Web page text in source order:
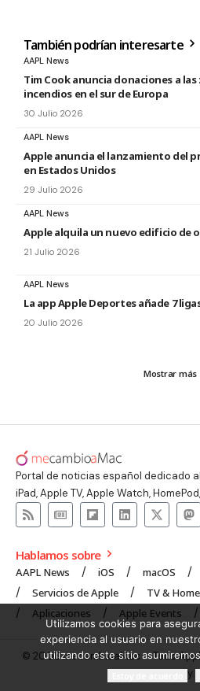
También podrían interesarte
AAPL News
Tim Cook anuncia donaciones a
incendios en el sur de Europa
30 Julio 2026
AAPL News
Apple anuncia el lanzamiento del
en Estados Unidos
29 Julio 2026
AAPL News
Apple alquila un nuevo edificio de
21 Julio 2026
AAPL News
La app Apple Deportes añade 7
20 Julio 2026
Mostrar más
Portal de noticias español dedicado
iPad, Apple TV, Apple Watch,
Hablamos sobre
AAPL News iOS macOS
Servicios de Apple
TV & Home
Aplicaciones
Apple Events
© 2008 mecambioaMac – Todo
Agency.
Utilizamos cookies para
experiencia al usuario en
utilizando este sitio